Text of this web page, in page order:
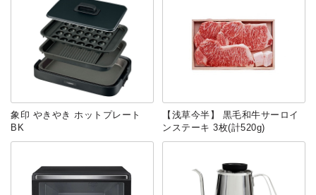
象印 やきやき ホットプレート
BK
【浅草今半】 黒毛和牛サーロイ
ンステーキ 3枚(計520g)